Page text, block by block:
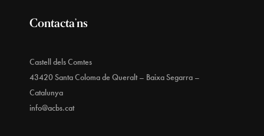
Contacta’ns
Castell dels Comtes
43420 Santa Coloma de Queralt – Baixa Segarra –
Catalunya
info@acbs.cat